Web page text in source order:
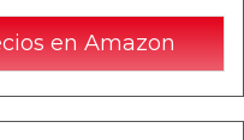
en Amazon